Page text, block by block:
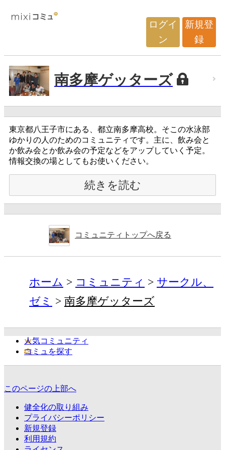
ログイ
ン
新規登
録
南多摩ゲッターズ
東京都八王子市にある、都立南多摩高校。そこの水泳部
ゆかりの人のためのコミュニティです。主に、飲み会と
か飲み会とか飲み会の予定などをアップしていく予定。
情報交換の場としてもお使いください。
続きを読む
コミュニティトップへ戻る
ホーム コミュニティ
サークル、
ゼミ
南多摩ゲッターズ
人気コミュニティ
コミュを探す
このページの上部へ
健全化の取り組み
プライバシーポリシー
新規登録
利用規約